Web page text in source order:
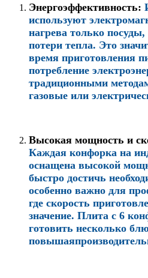
Энергоэффективность:
используют
нагрева только
потери тепла. Это
время приготовления
потребление
традиционными
газовые или
Высокая мощность и
Каждая конфорка на
оснащена высокой
быстро достичь
особенно важно для
где скорость
значение. Плита с 6
готовить несколько
повышая